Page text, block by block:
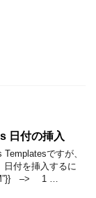
日付の挿入
ですが、
付を挿入するに
–> 1 …